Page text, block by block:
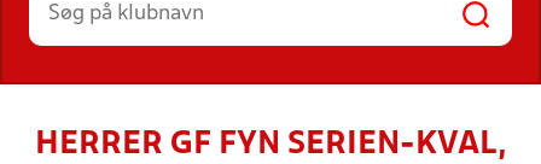
HERRER GF FYN SERIEN-KVAL,